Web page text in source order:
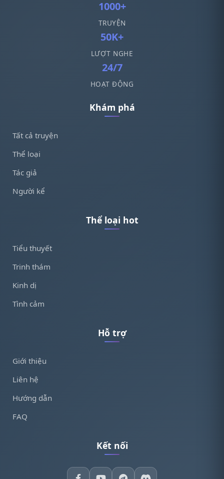
1000+
TRUYỆN
50K+
LƯỢT NGHE
24/7
HOẠT ĐỘNG
Khám phá
Tất cả truyện
Thể loại
Tác giả
Người kể
Thể loại hot
Tiểu thuyết
Trinh thám
Kinh dị
Tình cảm
Hỗ trợ
Giới thiệu
Liên hệ
Hướng dẫn
FAQ
Kết nối